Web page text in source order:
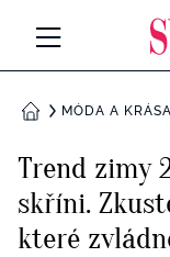
Všechny kategorie
Rozhovory
RETROHUBKY
DOMŮMÓDA A KRÁSA
Trend zimy
skříni.
které